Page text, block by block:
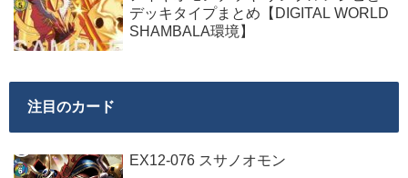
デッキタイプまとめ【DIGITAL WORLD
SHAMBALA環境】
注目のカード
EX12-076 スサノオモン